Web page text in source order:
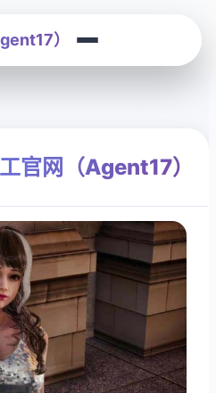
）
官网（Agent17）